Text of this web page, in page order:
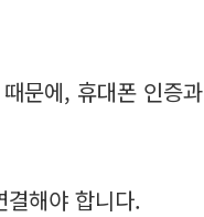
문에, 휴대폰 인증
해야 합니다.